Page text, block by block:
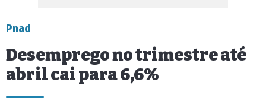
Pnad
Desemprego no trimestre até
abril cai para 6,6%